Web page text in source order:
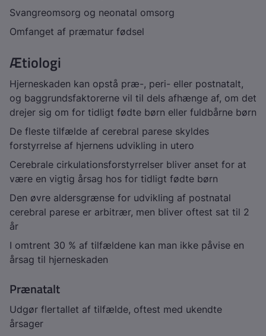
Svangreomsorg og neonatal omsorg
Omfanget af præmatur fødsel
Ætiologi
Hjerneskaden kan opstå præ-, peri- eller postnatalt,
og baggrundsfaktorerne vil til dels afhænge af, om det
drejer sig om for tidligt fødte børn eller fuldbårne børn
De fleste tilfælde af cerebral parese skyldes
forstyrrelse af hjernens udvikling in utero
Cerebrale cirkulationsforstyrrelser bliver anset for at
være en vigtig årsag hos for tidligt fødte børn
Den øvre aldersgrænse for udvikling af postnatal
cerebral parese er arbitrær, men bliver oftest sat til 2
år
I omtrent 30 % af tilfældene kan man ikke påvise en
årsag til hjerneskaden
Prænatalt
Udgør flertallet af tilfælde, oftest med ukendte
årsager